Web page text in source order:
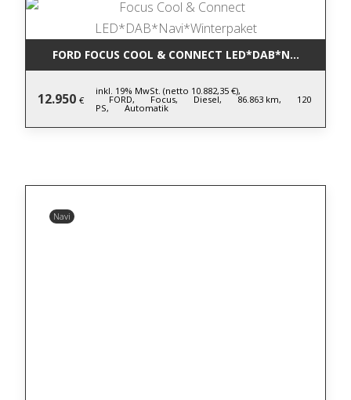
FORD FOCUS COOL & CONNECT
12.950 €
inkl. 19% MwSt. (netto 10.882,35 €),
FORD, Focus, Diesel, 86.863 km, 120
PS, Automatik
Navi